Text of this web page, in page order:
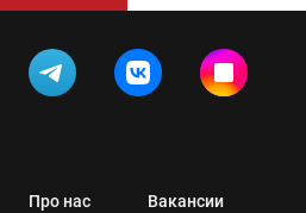
Про нас Вакансии